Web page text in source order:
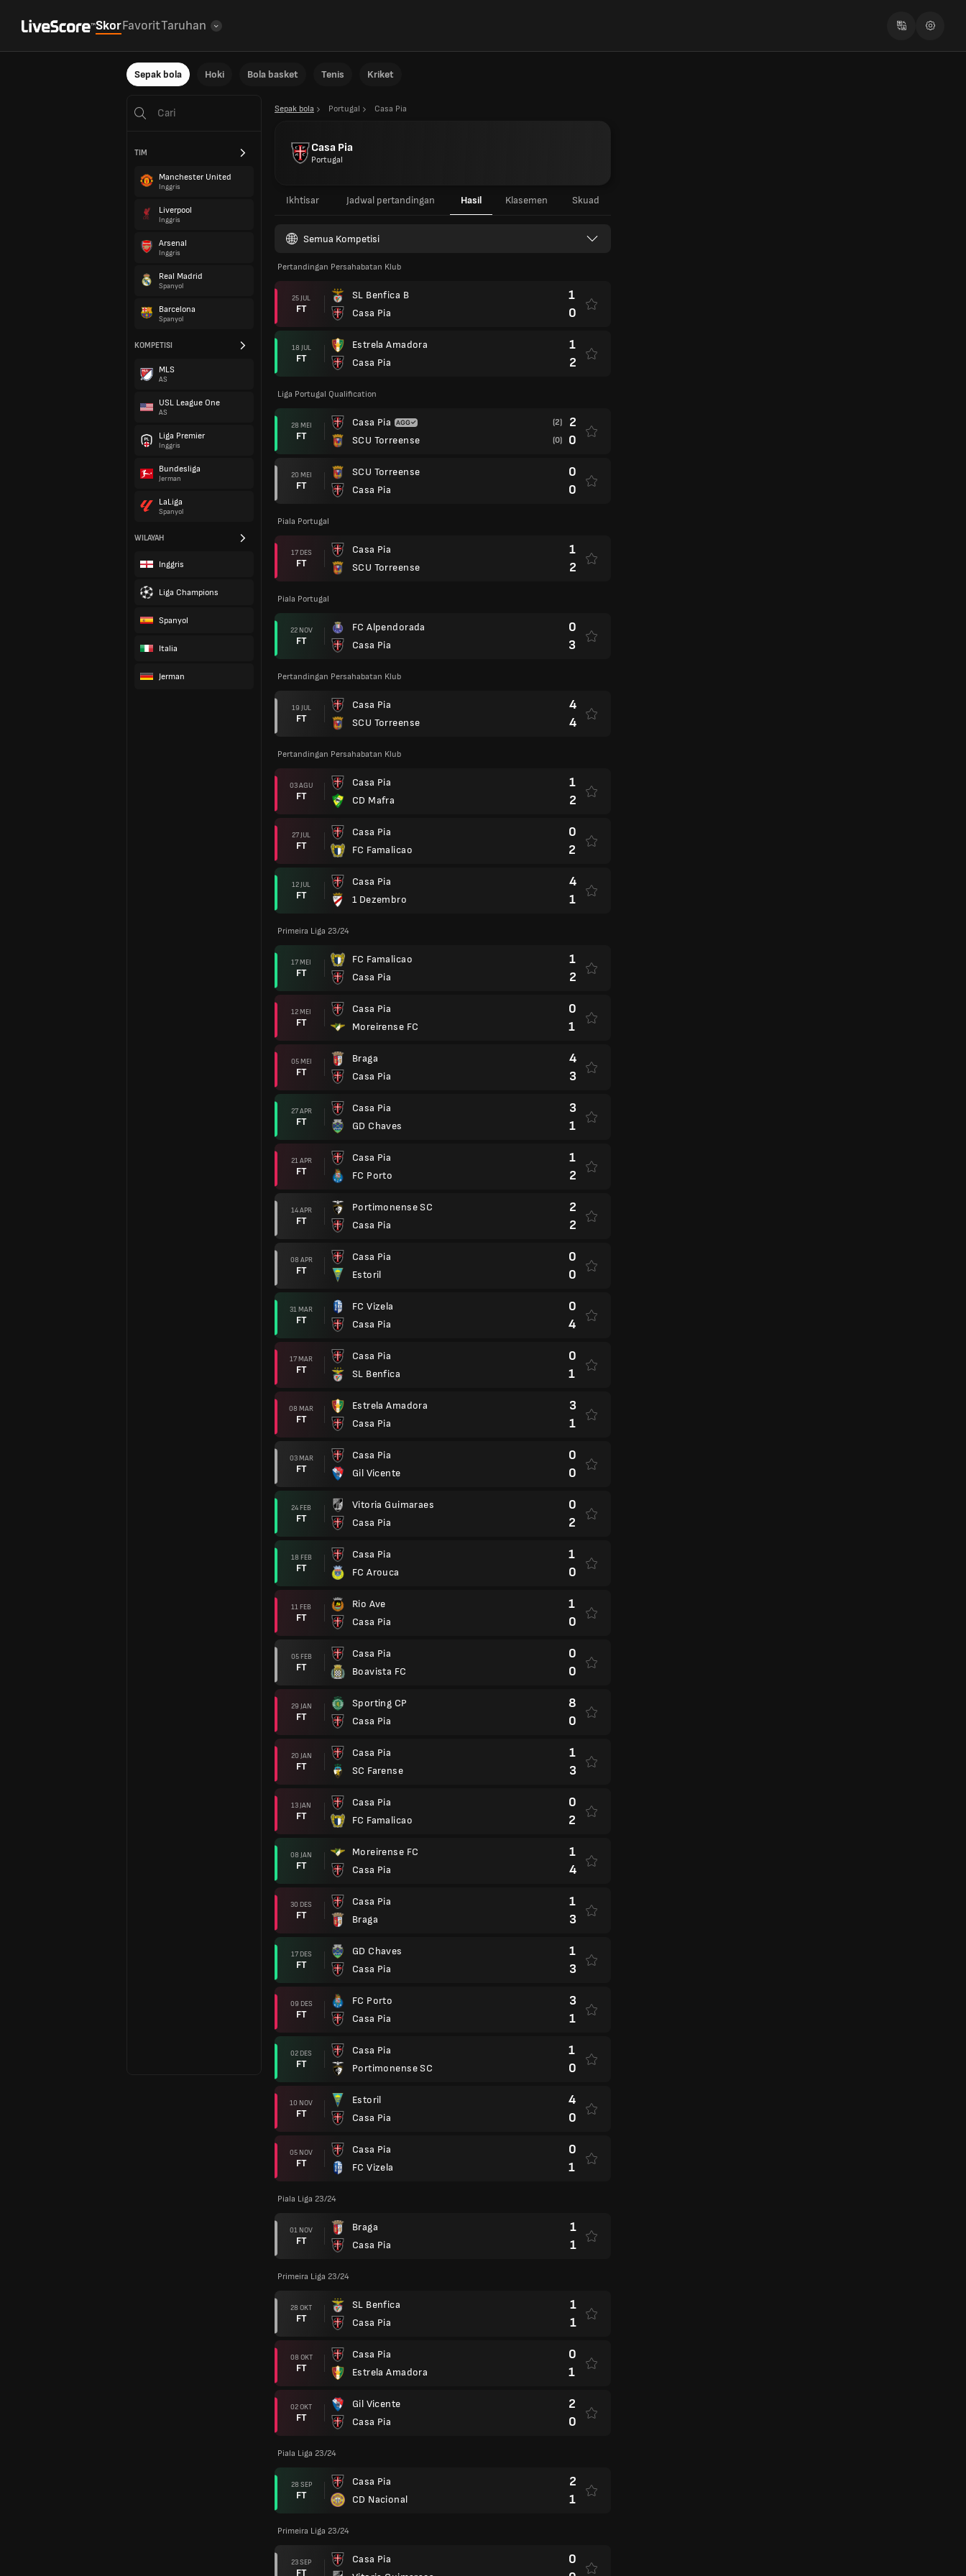
SkorFavoritTaruhan
Sepak bola Hoki Bola basket Tenis Kriket
TIM
Manchester United
Inggris
Liverpool
Inggris
Arsenal
Inggris
Real Madrid
Spanyol
Barcelona
Spanyol
KOMPETISI
MLS
AS
USL League One
AS
Liga Premier
Inggris
Bundesliga
Jerman
LaLiga
Spanyol
WILAYAH
Inggris
Liga Champions
Spanyol
Italia
Jerman
Sepak bola Portugal Casa Pia
Casa Pia
Portugal
Ikhtisar Jadwal pertandingan Hasil Klasemen Skuad
Semua Kompetisi
Pertandingan Persahabatan Klub
25 JUL
FT
SL Benfica B
Casa Pia
1
0
18 JUL
FT
Estrela Amadora
Casa Pia
1
2
Liga Portugal Qualification
28 MEI
FT
Casa Pia
SCU Torreense
(2) 2
(0) 0
20 MEI
FT
SCU Torreense
Casa Pia
0
0
Piala Portugal
17 DES
FT
Casa Pia
SCU Torreense
1
2
Piala Portugal
22 NOV
FT
FC Alpendorada
Casa Pia
0
3
Pertandingan Persahabatan Klub
19 JUL
FT
Casa Pia
SCU Torreense
4
4
Pertandingan Persahabatan Klub
03 AGU
FT
Casa Pia
CD Mafra
1
2
27 JUL
FT
Casa Pia
FC Famalicao
0
2
12 JUL
FT
Casa Pia
1 Dezembro
4
1
Primeira Liga 23/24
17 MEI
FT
FC Famalicao
Casa Pia
1
2
12 MEI
FT
Casa Pia
Moreirense FC
0
1
05 MEI
FT
Braga
Casa Pia
4
3
27 APR
FT
Casa Pia
GD Chaves
3
1
21 APR
FT
Casa Pia
FC Porto
1
2
14 APR
FT
Portimonense SC
Casa Pia
2
2
08 APR
FT
Casa Pia
Estoril
0
0
31 MAR
FT
FC Vizela
Casa Pia
0
4
17 MAR
FT
Casa Pia
SL Benfica
0
1
08 MAR
FT
Estrela Amadora
Casa Pia
3
1
03 MAR
FT
Casa Pia
Gil Vicente
0
0
24 FEB
FT
Vitoria Guimaraes
Casa Pia
0
2
18 FEB
FT
Casa Pia
FC Arouca
1
0
11 FEB
FT
Rio Ave
Casa Pia
1
0
05 FEB
FT
Casa Pia
Boavista FC
0
0
29 JAN
FT
Sporting CP
Casa Pia
8
0
20 JAN
FT
Casa Pia
SC Farense
1
3
13 JAN
FT
Casa Pia
FC Famalicao
0
2
08 JAN
FT
Moreirense FC
Casa Pia
1
4
30 DES
FT
Casa Pia
Braga
1
3
17 DES
FT
GD Chaves
Casa Pia
1
3
09 DES
FT
FC Porto
Casa Pia
3
1
02 DES
FT
Casa Pia
Portimonense SC
1
0
10 NOV
FT
Estoril
Casa Pia
4
0
05 NOV
FT
Casa Pia
FC Vizela
0
1
Piala Liga 23/24
01 NOV
FT
Braga
Casa Pia
1
1
Primeira Liga 23/24
28 OKT
FT
SL Benfica
Casa Pia
1
1
08 OKT
FT
Casa Pia
Estrela Amadora
0
1
02 OKT
FT
Gil Vicente
Casa Pia
2
0
Piala Liga 23/24
28 SEP
FT
Casa Pia
CD Nacional
2
1
Primeira Liga 23/24
23 SEP
FT
Casa Pia
0